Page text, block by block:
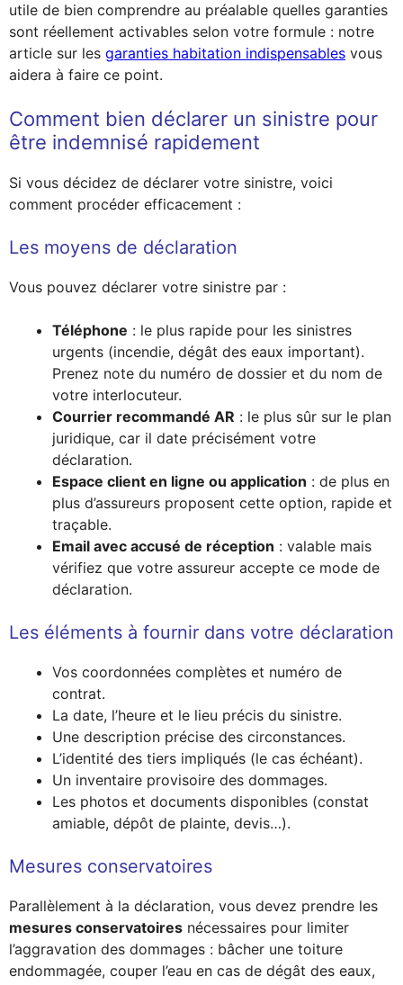
utile de bien comprendre au préalable quelles garanties
sont réellement activables selon votre formule : notre
article sur les garanties habitation indispensables vous
aidera à faire ce point.
Comment bien déclarer un sinistre pour
être indemnisé rapidement
Si vous décidez de déclarer votre sinistre, voici
comment procéder efficacement :
Les moyens de déclaration
Vous pouvez déclarer votre sinistre par :
Téléphone : le plus rapide pour les sinistres
urgents (incendie, dégât des eaux important).
Prenez note du numéro de dossier et du nom de
votre interlocuteur.
Courrier recommandé AR : le plus sûr sur le plan
juridique, car il date précisément votre
déclaration.
Espace client en ligne ou application : de plus en
plus d’assureurs proposent cette option, rapide et
traçable.
Email avec accusé de réception : valable mais
vérifiez que votre assureur accepte ce mode de
déclaration.
Les éléments à fournir dans votre déclaration
Vos coordonnées complètes et numéro de
contrat.
La date, l’heure et le lieu précis du sinistre.
Une description précise des circonstances.
L’identité des tiers impliqués (le cas échéant).
Un inventaire provisoire des dommages.
Les photos et documents disponibles (constat
amiable, dépôt de plainte, devis…).
Mesures conservatoires
Parallèlement à la déclaration, vous devez prendre les
mesures conservatoires nécessaires pour limiter
l’aggravation des dommages : bâcher une toiture
endommagée, couper l’eau en cas de dégât des eaux,